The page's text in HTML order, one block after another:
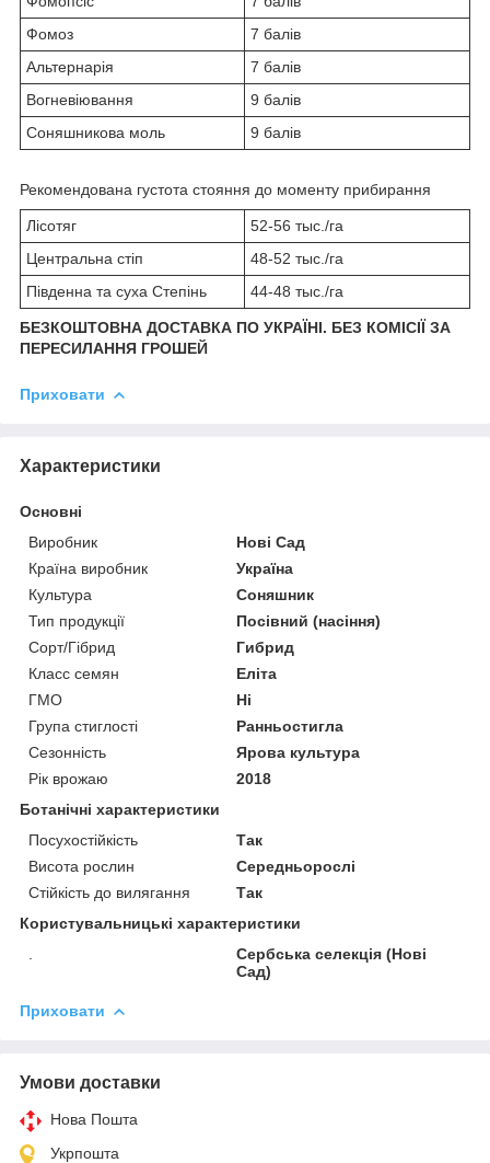
Фомоз
7 балів
Альтернарія
7 балів
Вогневіювання
9 балів
Соняшникова моль
9 балів
Рекомендована густота стояння до моменту прибирання
Лісотяг
52-56 тыс./га
Центральна стіп
48-52 тыс./га
Південна та суха Степінь
44-48 тыс./га
БЕЗКОШТОВНА ДОСТАВКА ПО УКРАЇНІ. БЕЗ КОМІСІЇ ЗА
ПЕРЕСИЛАННЯ ГРОШЕЙ
Приховати
Характеристики
Основні
Виробник
Нові Сад
Країна виробник
Україна
Культура
Соняшник
Тип продукції
Посівний (насіння)
Сорт/Гібрид
Гибрид
Класс семян
Еліта
ГМО
Ні
Група стиглості
Ранньостигла
Сезонність
Ярова культура
Рік врожаю
2018
Ботанічні характеристики
Посухостійкість
Так
Висота рослин
Середньорослі
Стійкість до вилягання
Так
Користувальницькі характеристики
Сербська селекція (Нові
Сад)
Приховати
Умови доставки
Нова Пошта
Укрпошта